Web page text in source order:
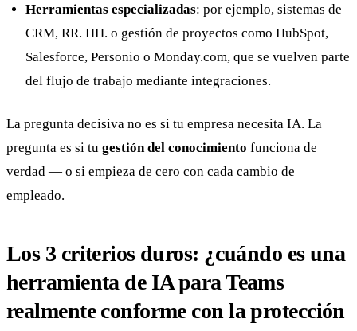
Herramientas especializadas: por ejemplo, sistemas de
CRM, RR. HH. o gestión de proyectos como HubSpot,
Salesforce, Personio o Monday.com, que se vuelven parte
del flujo de trabajo mediante integraciones.
La pregunta decisiva no es si tu empresa necesita IA. La
pregunta es si tu gestión del conocimiento funciona de
verdad — o si empieza de cero con cada cambio de
empleado.
Los 3 criterios duros: ¿cuándo es una
herramienta de IA para Teams
realmente conforme con la protección